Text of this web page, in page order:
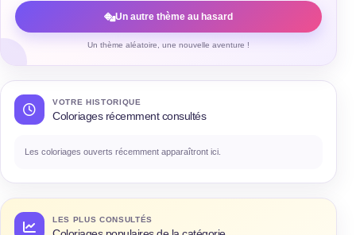
Un autre thème au hasard
Un thème aléatoire, une nouvelle aventure !
VOTRE HISTORIQUE
Coloriages récemment consultés
Les coloriages ouverts récemment apparaîtront ici.
LES PLUS CONSULTÉS